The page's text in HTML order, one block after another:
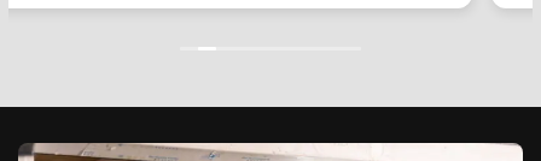
erg vriendelijk en vakkundig. Zeker een aanrader!